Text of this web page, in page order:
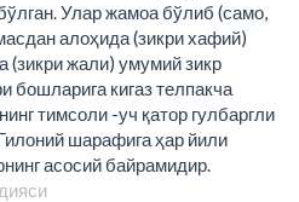
Улар жамоа бўлиб (само,
алоҳида (зикри хафий)
(зикри жали) умумий зикр
бошларига кигаз телпакча
тимсоли -уч қатор гулбаргли
шарафига ҳар йили
асосий байрамидир.